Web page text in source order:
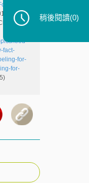
food-
fact-
for-
for-
稍後閱讀(0)